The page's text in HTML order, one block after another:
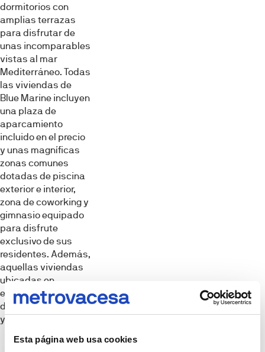
Esta página web usa cookies
dormitorios con
amplias terrazas
para disfrutar de
unas incomparables
vistas al mar
Mediterráneo. Todas
las viviendas de
Blue Marine incluyen
una plaza de
aparcamiento
incluido en el precio
y unas magníficas
zonas comunes
dotadas de piscina
exterior e interior,
zona de coworking y
gimnasio equipado
para disfrute
exclusivo de sus
residentes. Además,
aquellas viviendas
ubicadas en
esquina disfrutarán
de amplios jardines
y piscina individual.